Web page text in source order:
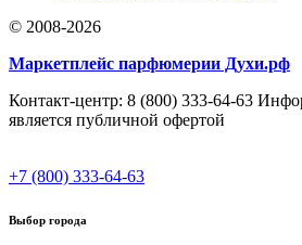
© 2008-2026
Маркетплейс парфюмерии Духи.рф
Контакт-центр: 8 (800) 333-64-63
является публичной офертой
+7 (800) 333-64-63
Выбор города